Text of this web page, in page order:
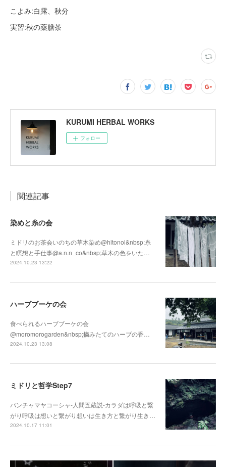
こよみ:白露、秋分
実習:秋の薬膳茶
KURUMI HERBAL WORKS
フォロー
関連記事
染めと糸の会
ミドリのお茶会いのちの草木染め@hitonoi&nbsp;糸
と瞑想と手仕事@a.n.n_co&nbsp;草木の色をいた…
2024.10.23 13:22
ハーブブーケの会
食べられるハーブブーケの会
@moromorogarden&nbsp;摘みたてのハーブの香…
2024.10.23 13:08
ミドリと哲学Step7
パンチャマヤコーシャ-人間五蔵説-カラダは呼吸と繋
がり呼吸は想いと繋がり想いは生き方と繋がり生き…
2024.10.17 11:01